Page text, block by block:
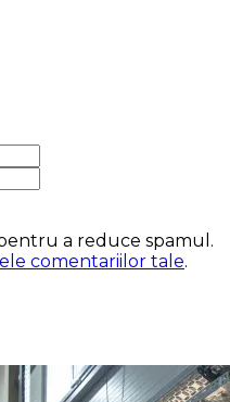
a reduce spamul.
comentariilor tale.